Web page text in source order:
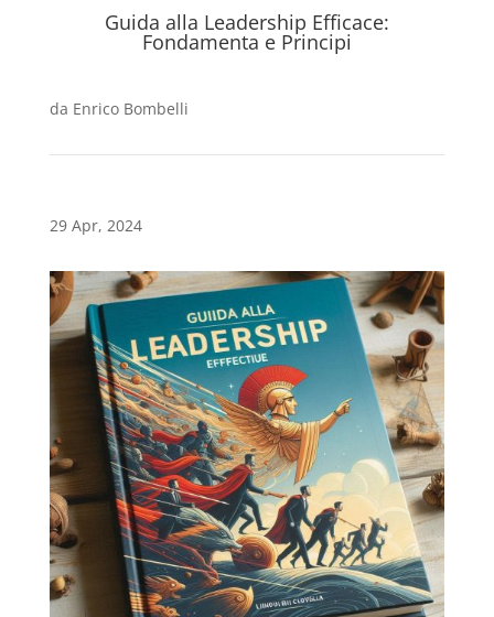
Guida alla Leadership Efficace:
Fondamenta e Principi
da Enrico Bombelli
29 Apr, 2024